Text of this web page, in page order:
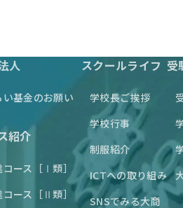
人
い基金のお願い
紹介
コース［Ⅰ類］
コース［Ⅱ類］
スクールライフ
学校長ご挨拶
学校行事
制服紹介
ICTへの取り組み
SNSでみる大商
受